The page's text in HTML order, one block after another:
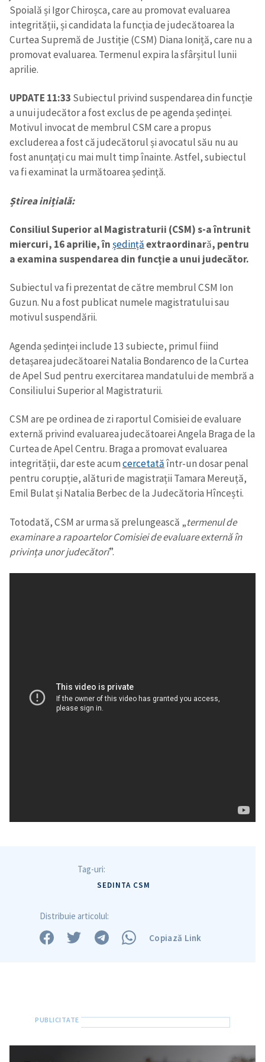
Trimite o informație
Spoială și Igor Chiroșca, care au promovat evaluarea
integrității, și candidata la funcția de judecătoarea la
Curtea Supremă de Justiție (CSM) Diana Ioniță, care nu a
promovat evaluarea. Termenul expira la sfârșitul lunii
aprilie.
UPDATE 11:33 Subiectul privind suspendarea din funcție
a unui judecător a fost exclus de pe agenda ședinței.
Motivul invocat de membrul CSM care a propus
excluderea a fost că judecătorul și avocatul său nu au
fost anunțați cu mai mult timp înainte. Astfel, subiectul
va fi examinat la următoarea ședință.
Știrea inițială:
Consiliul Superior al Magistraturii (CSM) s-a întrunit
miercuri, 16 aprilie, înședințăextraordinară, pentru
a examina suspendarea din funcție a unui judecător.
Subiectul va fi prezentat de către membrul CSM Ion
Guzun. Nu a fost publicat numele magistratului sau
motivul suspendării.
Agenda ședinței include 13 subiecte, primul fiind
detașarea judecătoarei Natalia Bondarenco de la Curtea
de Apel Sud pentru exercitarea mandatului de membră a
Consiliului Superior al Magistraturii.
CSM are pe ordinea de zi raportul Comisiei de evaluare
externă privind evaluarea judecătoarei Angela Braga de la
Curtea de Apel Centru. Braga a promovat evaluarea
integrității, dar este acumcercetatăîntr-un dosar penal
pentru corupție, alături de magistrații Tamara Mereuță,
Emil Bulat și Natalia Berbec de la Judecătoria Hîncești.
Totodată, CSM ar urma să prelungească „termenul de
examinare a rapoartelor Comisiei de evaluare externă în
privința unor judecători”.
Tag-uri:
SEDINTA CSM
Distribuie articolul:
Copiază Link